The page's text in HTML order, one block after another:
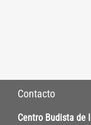
Contacto
Centro Budista de